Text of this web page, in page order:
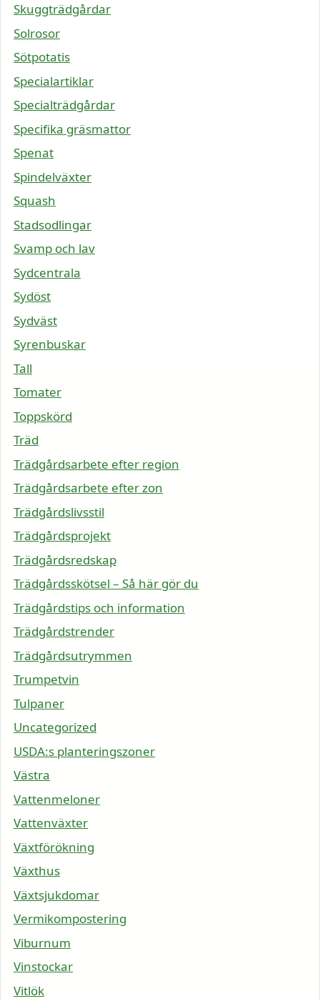
Skuggträdgårdar
Solrosor
Sötpotatis
Specialartiklar
Specialträdgårdar
Specifika gräsmattor
Spenat
Spindelväxter
Squash
Stadsodlingar
Svamp och lav
Sydcentrala
Sydöst
Sydväst
Syrenbuskar
Tall
Tomater
Toppskörd
Träd
Trädgårdsarbete efter region
Trädgårdsarbete efter zon
Trädgårdslivsstil
Trädgårdsprojekt
Trädgårdsredskap
Trädgårdsskötsel – Så här gör du
Trädgårdstips och information
Trädgårdstrender
Trädgårdsutrymmen
Trumpetvin
Tulpaner
Uncategorized
USDA:s planteringszoner
Västra
Vattenmeloner
Vattenväxter
Växtförökning
Växthus
Växtsjukdomar
Vermikompostering
Viburnum
Vinstockar
Vitlök